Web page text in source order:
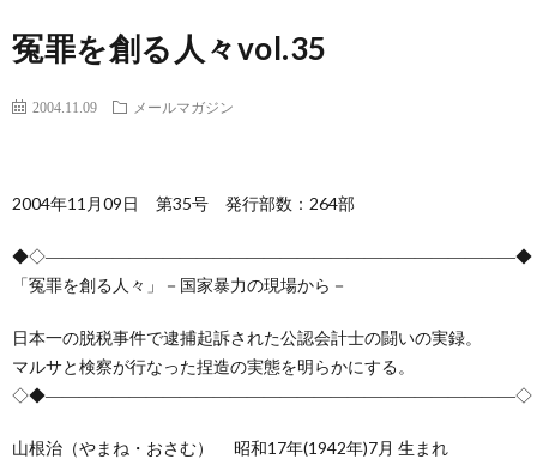
人々
内
冤罪を創る人々vol.35
2004.11.09 メールマガジン
2004年11月09日 第35号 発行部数：264部
◆◇――――――――――――――――――――――――――――◆
「冤罪を創る人々」－国家暴力の現場から－
日本一の脱税事件で逮捕起訴された公認会計士の闘いの実録。
マルサと検察が行なった捏造の実態を明らかにする。
◇◆――――――――――――――――――――――――――――◇
山根治（やまね・おさむ） 昭和17年(1942年)7月 生まれ